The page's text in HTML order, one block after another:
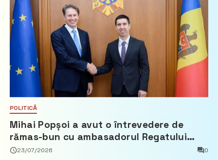
POLITICĂ
Mihai Popșoi a avut o întrevedere de
rămas-bun cu ambasadorul Regatului
Țărilor de Jos, Fred Duijn
23/07/2026 0